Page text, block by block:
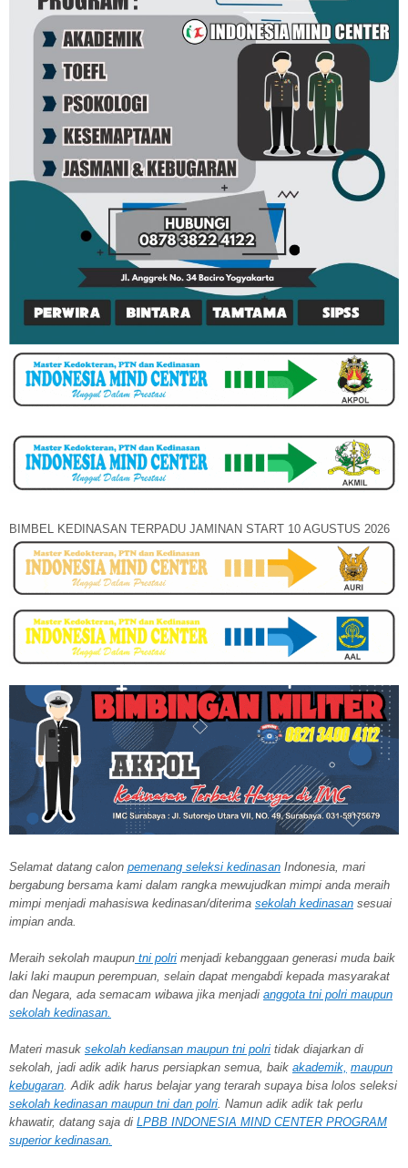
BIMBEL KEDINASAN TERPADU JAMINAN START 10 AGUSTUS 2026
Selamat datang calon pemenang seleksi kedinasan Indonesia, mari
bergabung bersama kami dalam rangka mewujudkan mimpi anda meraih
mimpi menjadi mahasiswa kedinasan/diterima sekolah kedinasan sesuai
impian anda.
Meraih sekolah maupun tni polri menjadi kebanggaan generasi muda baik
laki laki maupun perempuan, selain dapat mengabdi kepada masyarakat
dan Negara, ada semacam wibawa jika menjadi anggota tni polri maupun
sekolah kedinasan.
Materi masuk sekolah kediansan maupun tni polri tidak diajarkan di
sekolah, jadi adik adik harus persiapkan semua, baik akademik, maupun
kebugaran . Adik adik harus belajar yang terarah supaya bisa lolos seleksi
sekolah kedinasan maupun tni dan polri . Namun adik adik tak perlu
khawatir, datang saja di LPBB INDONESIA MIND CENTER PROGRAM
superior kedinasan.